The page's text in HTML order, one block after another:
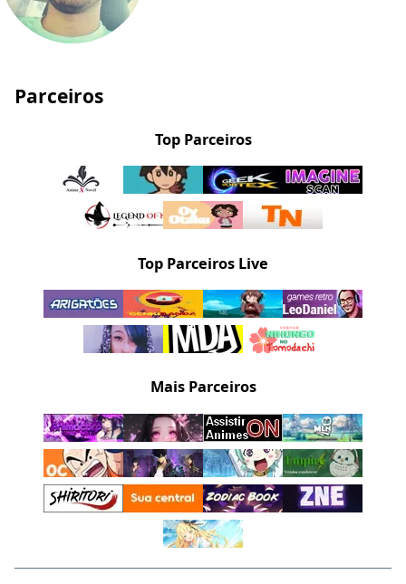
Parceiros
Top Parceiros
Top Parceiros Live
Mais Parceiros